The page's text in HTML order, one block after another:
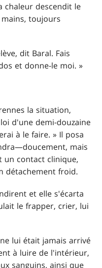
chaleur descendit le
toujours
dit Baral. Fais
et donne-le moi. »
la situation,
d'une demi-douzaine
à le faire. » Il posa
mais
un contact clinique,
détachement froid.
et elle s'écarta
le frapper, crier, lui
lui était jamais arrivé
à luire de l'intérieur,
sanguins, ainsi que